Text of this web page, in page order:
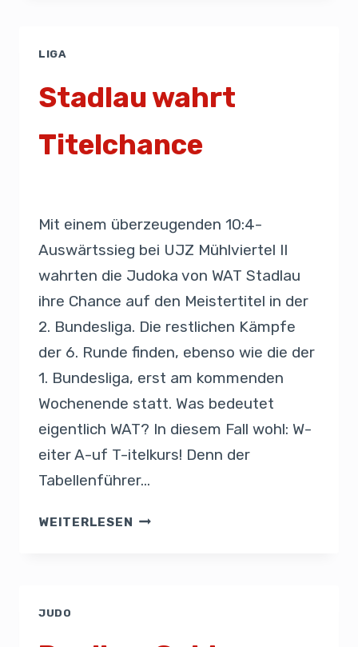
LIGA
Stadlau wahrt
Titelchance
Mit einem überzeugenden 10:4-
Auswärtssieg bei UJZ Mühlviertel II
wahrten die Judoka von WAT Stadlau
ihre Chance auf den Meistertitel in der
2. Bundesliga. Die restlichen Kämpfe
der 6. Runde finden, ebenso wie die der
1. Bundesliga, erst am kommenden
Wochenende statt. Was bedeutet
eigentlich WAT? In diesem Fall wohl: W-
eiter A-uf T-itelkurs! Denn der
Tabellenführer…
WEITERLESEN
JUDO